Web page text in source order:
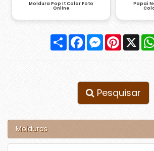
Moldura Pop It Colar Foto
Online
Papai
Compartilhar
FacebookMessenger
Pinterest
X
Pesquisar
Molduras